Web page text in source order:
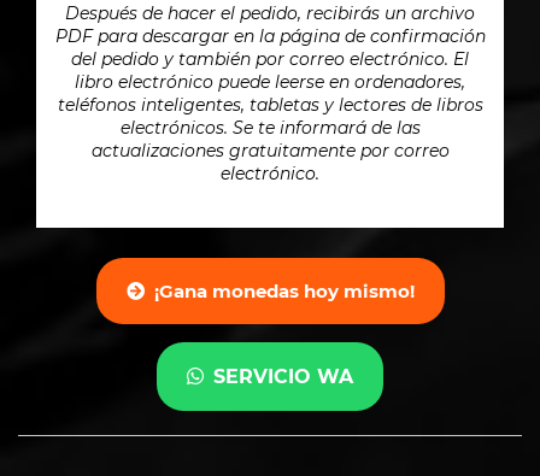
Después de hacer el pedido, recibirás un archivo
PDF para descargar en la página de confirmación
del pedido y también por correo electrónico. El
libro electrónico puede leerse en ordenadores,
teléfonos inteligentes, tabletas y lectores de libros
electrónicos. Se te informará de las
actualizaciones gratuitamente por correo
electrónico.
¡Gana monedas hoy mismo!
SERVICIO WA